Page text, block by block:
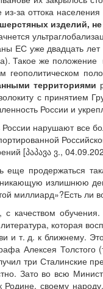
за оттока
изделий,
ЕС уже двадцать
Такое же
геополитическом
территориями
с принятием
России и
нарушают все
[პაპავა ვ.,
еще продержаться
излишнюю
миллиард»?Есть ли
с качеством
которая
и т. д. к ближнему.
Алексея
три Сталинские
Зато во всю
Родине, своему